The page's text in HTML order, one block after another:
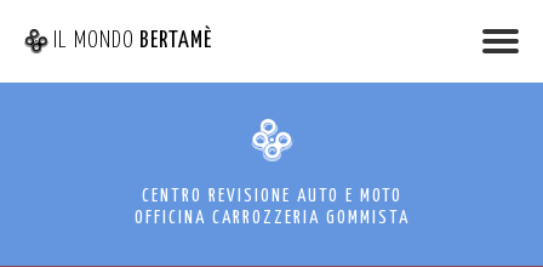
IL MONDO BERTAMÈ
CENTRO REVISIONE AUTO E MOTO
OFFICINA CARROZZERIA GOMMISTA